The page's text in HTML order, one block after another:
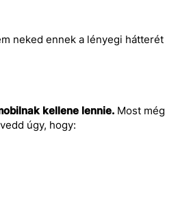
neked ennek a lényegi hátterét
kellene lennie. Most még
úgy, hogy: